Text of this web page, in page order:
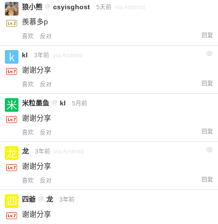
狼小熊 @ csyisghost 5天前 via Android
羨慕多p
喜欢 反对 回复
kl 3年前 via Android 2
谢谢分享
喜欢 反对 回复
米粒墨鱼 @ kl 5月前
谢谢分享
喜欢 反对 回复
龙 3年前 via Android 3
谢谢分享
喜欢 反对 回复
四爺 @ 龙 3年前
谢谢分享